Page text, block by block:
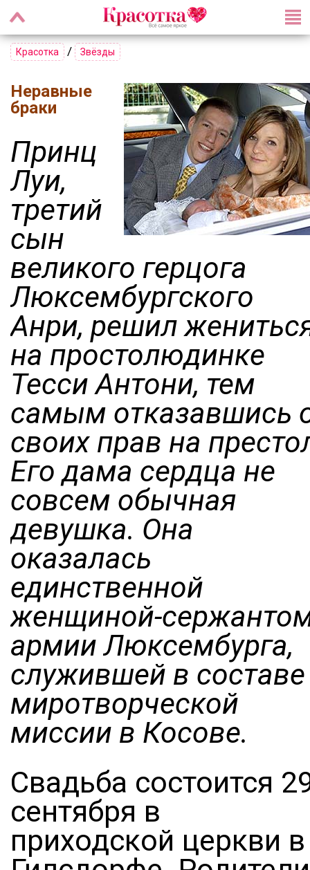
Красотка / Звёзды
Неравные
браки
Принц
Луи,
третий
сын
великого герцога
Люксембургского
Анри, решил
на простолюдинке
Тесси Антони, тем
самым отказавшись
своих прав на
Его дама сердца не
совсем обычная
девушка. Она
оказалась
единственной
женщиной-
армии Люксембурга,
служившей в составе
миротворческой
миссии в Косове.
Свадьба состоится
сентября в
приходской церкви в